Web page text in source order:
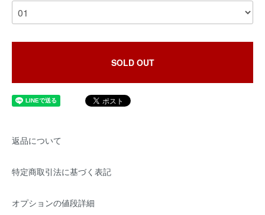
SOLD OUT
返品について
特定商取引法に基づく表記
オプションの値段詳細